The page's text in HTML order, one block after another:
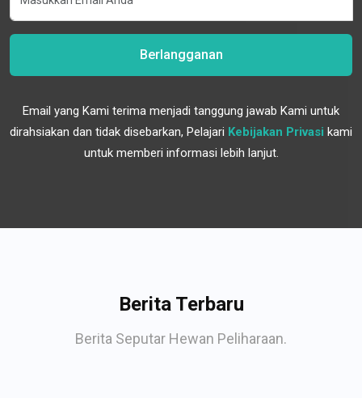
Berlangganan
Email yang Kami terima menjadi tanggung jawab Kami untuk
dirahsiakan dan tidak disebarkan, Pelajari Kebijakan Privasi kami
untuk memberi informasi lebih lanjut.
Berita Terbaru
Berita Seputar Hewan Peliharaan.